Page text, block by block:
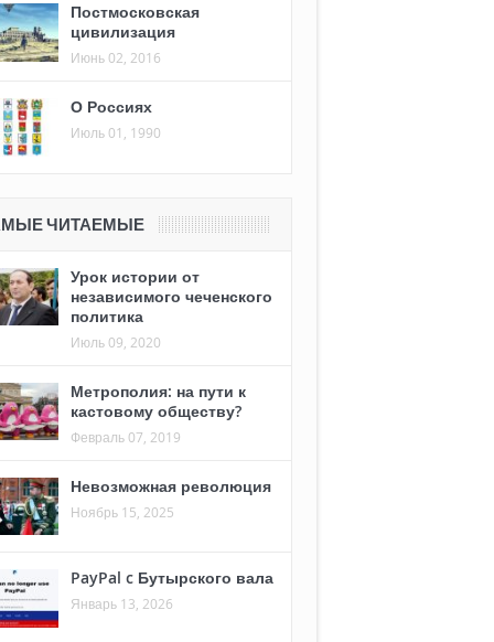
Постмосковская
цивилизация
Июнь 02, 2016
О Россиях
Июль 01, 1990
ЧИТАЕМЫЕ
Урок истории от
независимого чеченского
политика
Июль 09, 2020
Метрополия: на пути к
кастовому обществу?
Февраль 07, 2019
Невозможная революция
Ноябрь 15, 2025
PayPal c Бутырского вала
Январь 13, 2026